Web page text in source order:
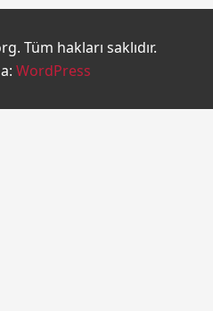
Tüm hakları saklıdır.
WordPress